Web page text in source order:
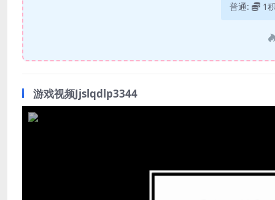
普通: 1
游戏视频Jjslqdlp3344